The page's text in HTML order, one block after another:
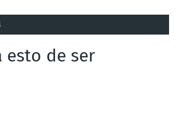
esto de ser